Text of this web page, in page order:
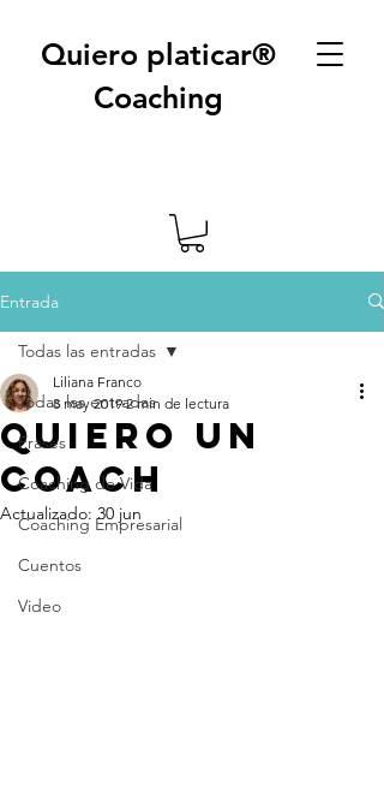
Quiero platicar®
Coaching
Entrada
Todas las entradas
Frases
Coaching de Vida
Coaching Empresarial
Cuentos
Video
Todas las entradas
Quiero un
coach
Liliana Franco
8 may 2019 2 min de lectura
Actualizado:30 jun